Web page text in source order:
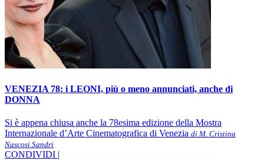
VENEZIA 78: i LEONI, più o meno annunciati, anche di
DONNA
Si è appena chiusa anche la 78esima edizione della Mostra
Internazionale d’Arte Cinematografica di Venezia di M. Cristina
Nascosi Sandri
CONDIVIDI |